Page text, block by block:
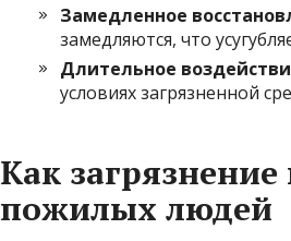
Замедленное
замедляются, что
Длительное
условиях загрязненной
Как
пожилых людей